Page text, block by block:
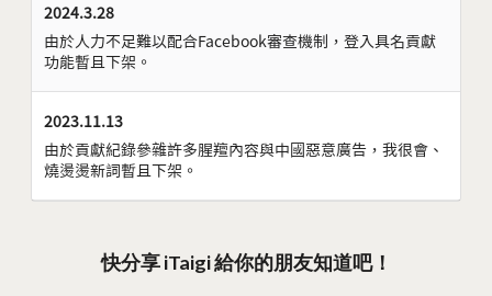
2024.3.28
由於人力不足難以配合Facebook審查機制，登入具名貢獻
功能暫且下架。
2023.11.13
由於貢獻紀錄參雜許多腥羶內容與中國惡意廣告，我很會、
燒燙燙新詞暫且下架。
快分享 iTaigi 給你的朋友知道吧！